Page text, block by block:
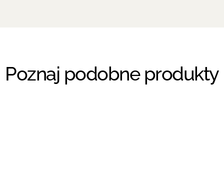
Poznaj podobne produkty